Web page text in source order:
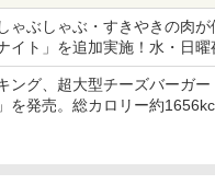
ゃぶしゃぶ・すきやきの肉
イト」を追加実施！水・日曜
ング、超大型チーズバーガ
を発売。総カロリー約